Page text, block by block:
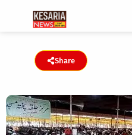
Share